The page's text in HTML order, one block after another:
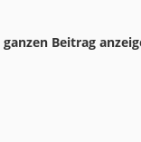
ganzen Beitrag